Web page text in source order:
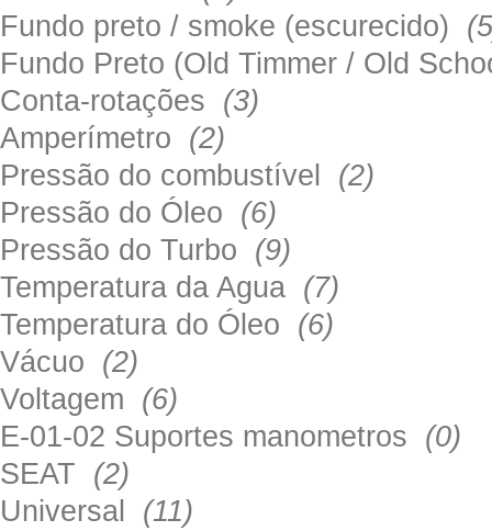
Fundo preto / smoke (escurecido)
Fundo Preto (Old Timmer / Old
Conta-rotações (3)
Amperímetro (2)
Pressão do combustível (2)
Pressão do Óleo (6)
Pressão do Turbo (9)
Temperatura da Agua (7)
Temperatura do Óleo (6)
Vácuo (2)
Voltagem (6)
E-01-02 Suportes manometros (0)
SEAT (2)
Universal (11)